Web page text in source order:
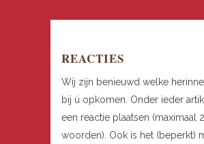
REACTIES
Wij zijn benieuwd welke
bij ú opkomen. Onder ieder
een reactie plaatsen (maximaal
woorden). Ook is het (beperkt)